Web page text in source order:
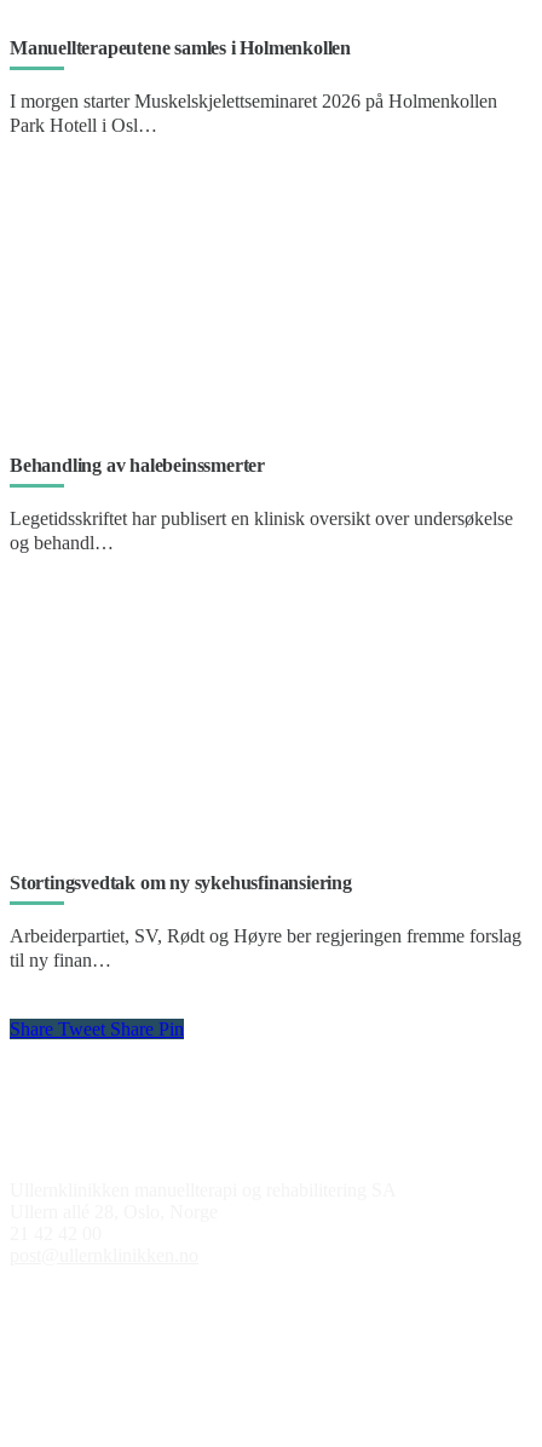
Manuellterapeutene samles i Holmenkollen
I morgen starter Muskelskjelettseminaret 2026 på Holmenkollen
Park Hotell i Osl…
Behandling av halebeinssmerter
Legetidsskriftet har publisert en klinisk oversikt over undersøkelse
og behandl…
Stortingsvedtak om ny sykehusfinansiering
Arbeiderpartiet, SV, Rødt og Høyre ber regjeringen fremme forslag
til ny finan…
Share Tweet Share Pin